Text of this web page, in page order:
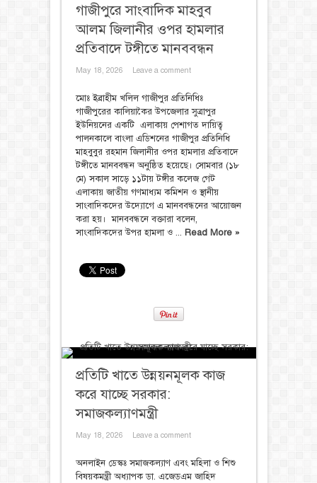
গাজীপুরে সাংবাদিক মাহবুব
আলম জিলানীর ওপর হামলার
প্রতিবাদে টঙ্গীতে মানববন্ধন
May 18, 2026 Leave a comment
‎মোঃ ইব্রাহীম খলিল ‎গাজীপুর প্রতিনিধিঃ ‎
‎গাজীপুরের কালিয়াকৈর উপজেলার সুত্রাপুর
ইউনিয়নের একটি এলাকায় পেশাগত দায়িত্ব
পালনকালে বাংলা এডিশনের গাজীপুর প্রতিনিধি
মাহবুবুর রহমান জিলানীর ওপর হামলার প্রতিবাদে
টঙ্গীতে মানববন্ধন অনুষ্ঠিত হয়েছে। সোমবার (১৮
মে) সকাল সাড়ে ১১টায় টঙ্গীর কলেজ গেট
এলাকায় জাতীয় গণমাধ্যম কমিশন ও স্থানীয়
সাংবাদিকদের উদ্যোগে এ মানববন্ধনের আয়োজন
করা হয়। ‎ ‎মানববন্ধনে বক্তারা বলেন,
সাংবাদিকদের উপর হামলা ও ... Read More »
প্রতিটি খাতে উন্নয়নমূলক কাজ
করে যাচ্ছে সরকার:
সমাজকল্যাণমন্ত্রী
May 18, 2026 Leave a comment
অনলাইন ডেস্কঃ সমাজকল্যাণ এবং মহিলা ও শিশু
বিষয়কমন্ত্রী অধ্যাপক ডা. এজেডএম জাহিদ